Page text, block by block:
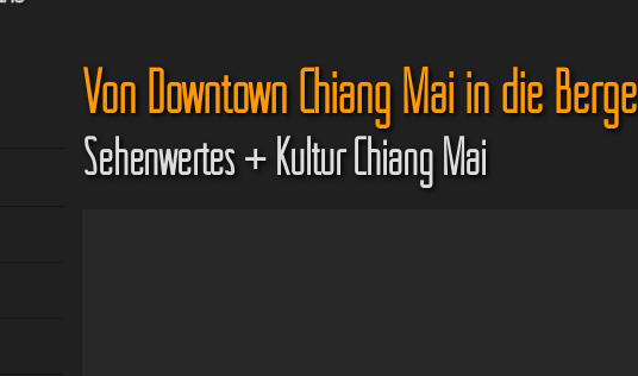
Von Downtown Chiang Mai in die Berge
Sehenwertes + Kultur Chiang Mai